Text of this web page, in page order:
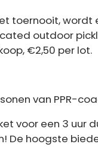
toernooit,
outdoor
€2,50 per lot.
van PPR-
voor een 3 uur
De hoogste